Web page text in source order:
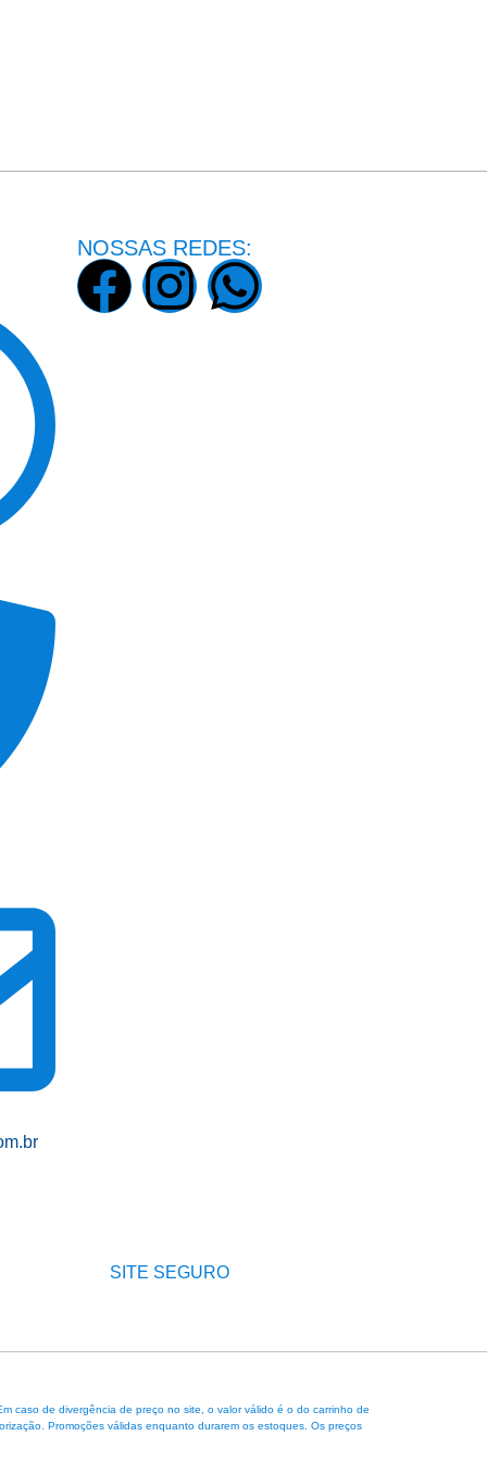
NOSSAS REDES:
SITE SEGURO
caso de divergência de preço no site, o valor válido é o do carrinho de
Promoções válidas enquanto durarem os estoques. Os preços